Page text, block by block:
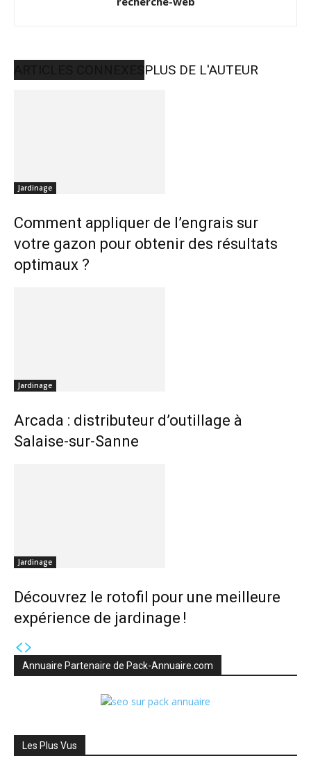
PLUS DE L'AUTEUR
Jardinage
Comment appliquer de l’engrais sur
votre gazon pour obtenir des résultats
optimaux ?
Jardinage
Arcada : distributeur d’outillage à
Salaise-sur-Sanne
Jardinage
Découvrez le rotofil pour une meilleure
expérience de jardinage !
Annuaire Partenaire de Pack-Annuaire.com
Les Plus Vus